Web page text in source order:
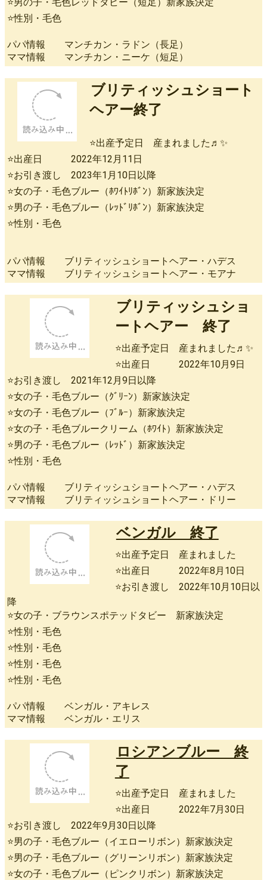
⭐性別・毛色
パパ情報 マンチカン・ラドン（長足）
ママ情報 マンチカン・ニーケ（短足）
ブリティッシュショート
ヘアー終了
⭐出産予定日 産まれました♬✨
⭐出産日 2022年12月11日
⭐お引き渡し 2023年1月10日以降
⭐女の子・毛色ブルー（ﾎﾜｲﾄﾘﾎﾞﾝ）新家族決定
⭐男の子・毛色ブルー（ﾚｯﾄﾞﾘﾎﾞﾝ）新家族決定
⭐性別・毛色
パパ情報 ブリティッシュショートヘアー・ハデス
ママ情報 ブリティッシュショートヘアー・モアナ
ブリティッシュショ
ートヘアー 終了
⭐出産予定日 産まれました♬✨
⭐出産日 2022年10月9日
⭐お引き渡し 2021年12月9日以降
⭐女の子・毛色ブルー（ｸﾞﾘｰﾝ）新家族決定
⭐女の子・毛色ブルー（ﾌﾞﾙｰ）新家族決定
⭐女の子・毛色ブルークリーム（ﾎﾜｲﾄ）新家族決定
⭐男の子・毛色ブルー（ﾚｯﾄﾞ）新家族決定
⭐性別・毛色
パパ情報 ブリティッシュショートヘアー・ハデス
ママ情報 ブリティッシュショートヘアー・ドリー
ベンガル 終了
⭐出産予定日 産まれました
⭐出産日 2022年8月10日
⭐お引き渡し 2022年10月10日以
降
⭐女の子・ブラウンスポテッドタビー 新家族決定
⭐性別・毛色
⭐性別・毛色
⭐性別・毛色
⭐性別・毛色
パパ情報 ベンガル・アキレス
ママ情報 ベンガル・エリス
ロシアンブルー 終
了
⭐出産予定日 産まれました
⭐出産日 2022年7月30日
⭐お引き渡し 2022年9月30日以降
⭐男の子・毛色ブルー（イエローリボン）新家族決定
⭐男の子・毛色ブルー（グリーンリボン）新家族決定
⭐女の子・毛色ブルー（ピンクリボン）新家族決定